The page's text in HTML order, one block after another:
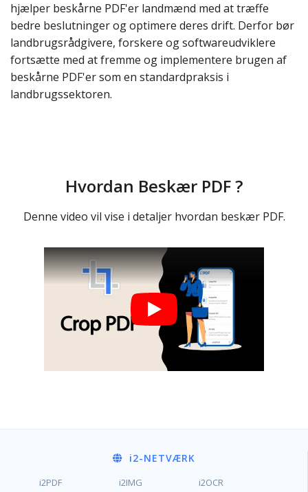
hjælper beskårne PDF'er landmænd med at træffe
bedre beslutninger og optimere deres drift. Derfor bør
landbrugsrådgivere, forskere og softwareudviklere
fortsætte med at fremme og implementere brugen af
beskårne PDF'er som en standardpraksis i
landbrugssektoren.
Hvordan Beskær PDF ?
Denne video vil vise i detaljer hvordan beskær PDF.
i2-NETVÆRK
i2PDF i2IMG i2OCR